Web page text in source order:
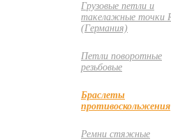
Грузовые петли и
такелажные точки
(Германия)
Петли поворотные
резьбовые
Браслеты
противоскольжения
Ремни стяжные